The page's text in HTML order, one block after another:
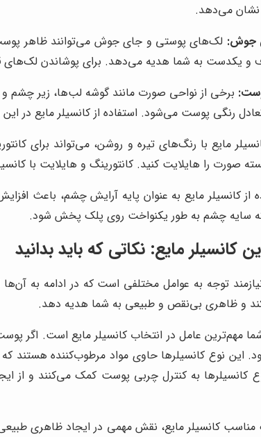
نشان می‌دهد.
جوش: لک‌های پوستی و جای جوش می‌توانند ظاهر پوست
یکدست به شما هدیه می‌دهد. برای پوشاندن لک‌های
برخی از نواحی صورت مانند گوشه لب‌ها، زیر چشم و
رنگی پوست می‌شود. استفاده از کانسیلر مایع در
مایع با رنگ‌های تیره و روشن، می‌تواند برای
صورت را هایلایت کنید. کانتورینگ و هایلایت با
از کانسیلر مایع به عنوان پایه آرایش چشم،
سایه چشم به طور یکنواخت روی پلک پخش شود.
کانسیلر مایع: نکاتی که باید بدانید
توجه به عوامل مختلفی است که در ادامه به
کند و ظاهری بی‌نقص و طبیعی به شما هدیه دهد.
مهم‌ترین عامل در انتخاب کانسیلر مایع است. اگر
این نوع کانسیلرها حاوی مواد مرطوب‌کننده
کانسیلرها به کنترل چربی پوست کمک می‌کنند و از
مناسب کانسیلر مایع، نقش مهمی در ایجاد ظاهری